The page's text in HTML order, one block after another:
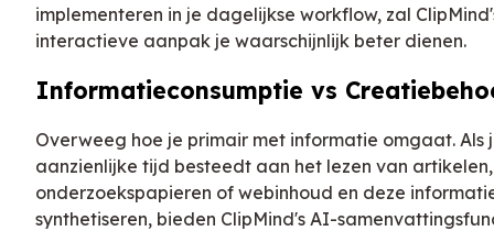
implementeren in je dagelijkse workflow, zal
interactieve aanpak je waarschijnlijk beter dienen.
Informatieconsumptie vs
Overweeg hoe je primair met informatie omgaat. Als
aanzienlijke tijd besteedt aan het lezen van artikelen,
onderzoekspapieren of webinhoud en deze
synthetiseren, bieden ClipMind's AI-